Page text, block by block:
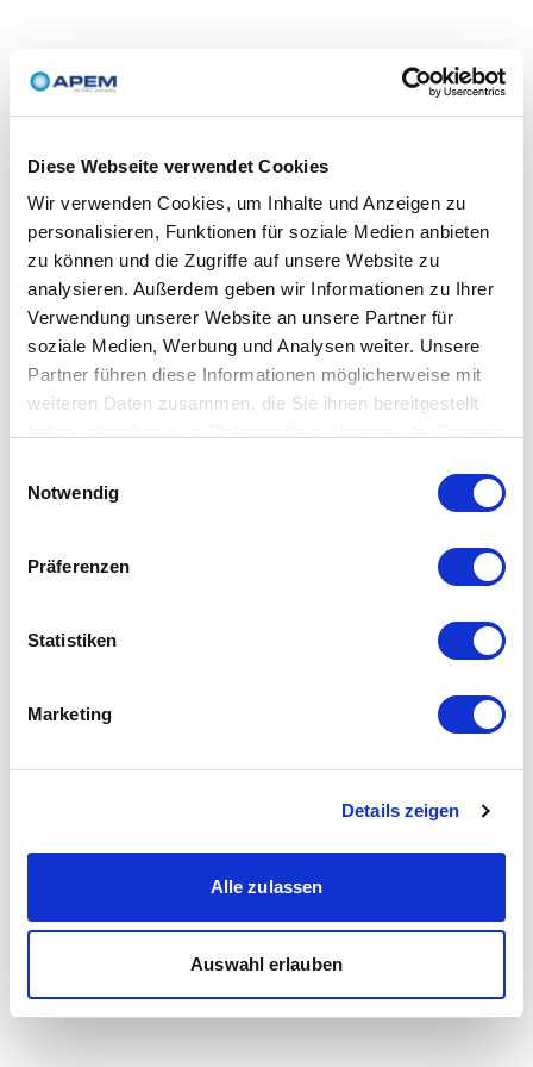
Diese Webseite verwendet Cookies
Wir verwenden Cookies, um Inhalte und Anzeigen zu
personalisieren, Funktionen für soziale Medien anbieten
zu können und die Zugriffe auf unsere Website zu
analysieren. Außerdem geben wir Informationen zu Ihrer
Verwendung unserer Website an unsere Partner für
soziale Medien, Werbung und Analysen weiter. Unsere
Partner führen diese Informationen möglicherweise mit
weiteren Daten zusammen, die Sie ihnen bereitgestellt
Notwendig
Präferenzen
Statistiken
Marketing
Details zeigen
Alle zulassen
Auswahl erlauben